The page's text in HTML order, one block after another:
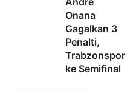
Onana
Gagalkan 3
Penalti,
Trabzonspor
ke Semifinal